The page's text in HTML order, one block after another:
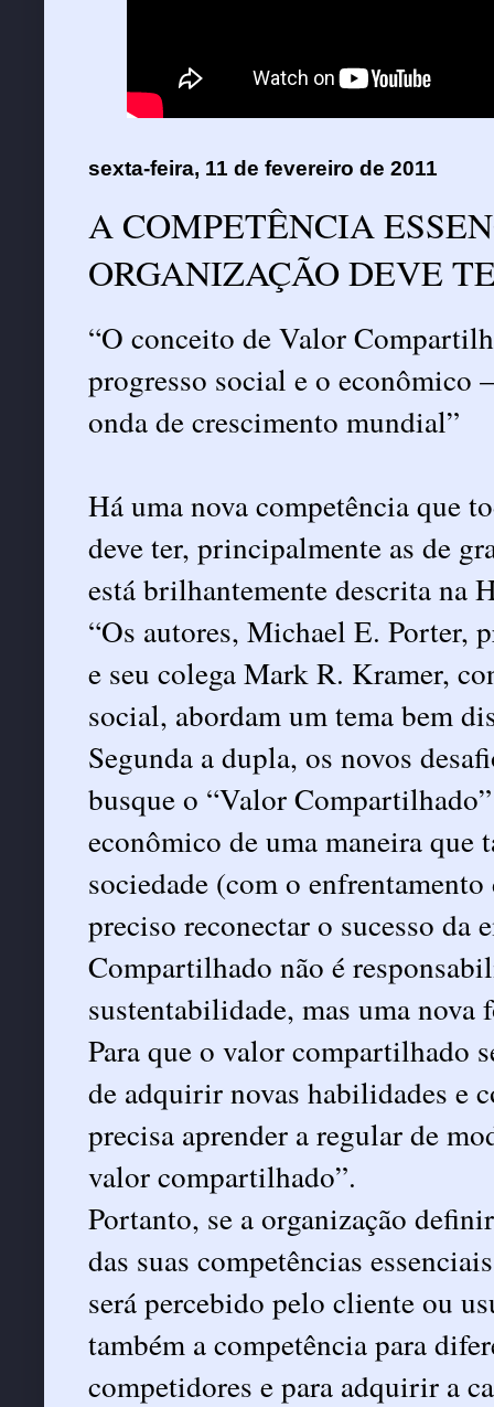
sexta-feira, 11 de fevereiro de 2011
A COMPETÊNCIA
ORGANIZAÇÃO DEVE
“O conceito de Valor
progresso social e o econômico
onda de crescimento mundial”
Há uma nova competência que
deve ter, principalmente as de
está brilhantemente descrita na
“Os autores, Michael E. Porter,
e seu colega Mark R. Kramer,
social, abordam um tema bem
Segunda a dupla, os novos
busque o “Valor
econômico de uma maneira que
sociedade (com o
preciso reconectar o sucesso da
Compartilhado não é
sustentabilidade, mas uma nova
Para que o valor compartilhado
de adquirir novas habilidades e
precisa aprender a regular de
valor compartilhado”.
Portanto, se a organização
das suas competências
será percebido pelo cliente ou
também a competência para
competidores e para adquirir a